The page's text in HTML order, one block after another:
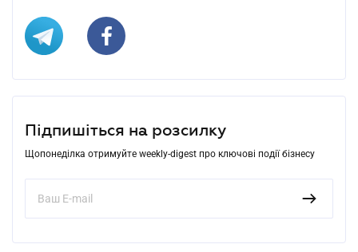
Підпишіться на розсилку
Щопонеділка отримуйте weekly-digest про ключові події бізнесу